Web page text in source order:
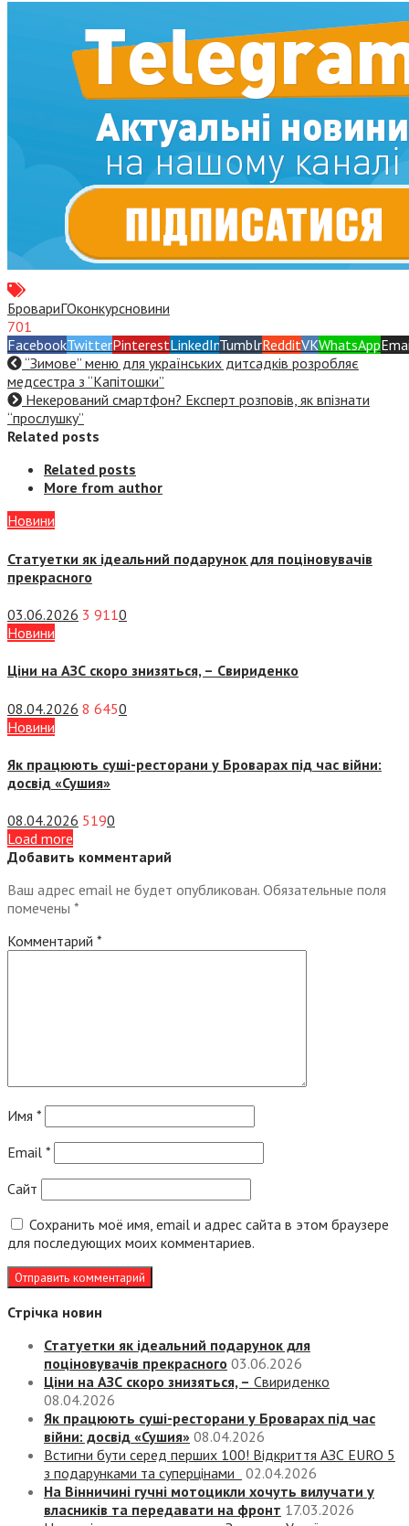
БровариГОконкурсновини
701
FacebookTwitterPinterestLinkedInTumblrRedditVKWhatsApp
“Зимове” меню для українських дитсадків розробляє
медсестра з “Капітошки”
Некерований смартфон? Експерт розповів, як впізнати
“прослушку”
Related posts
Related posts
More from author
Новини
Статуетки як ідеальний подарунок для поціновувачів
прекрасного
03.06.2026 3 9110
Новини
Ціни на АЗС скоро знизяться, – Свириденко
08.04.2026 8 6450
Новини
Як працюють суші-ресторани у Броварах під час війни:
досвід «Сушия»
08.04.2026 5190
Load more
Добавить комментарий
Ваш адрес email не будет опубликован. Обязательные поля
помечены *
Комментарий *
Имя *
Email *
Сайт
Сохранить моё имя, email и адрес сайта в этом браузере
для последующих моих комментариев.
Стрічка новин
Статуетки як ідеальний подарунок для
поціновувачів прекрасного 03.06.2026
Ціни на АЗС скоро знизяться, – Свириденко
08.04.2026
Як працюють суші-ресторани у Броварах під час
війни: досвід «Сушия» 08.04.2026
Встигни бути серед перших 100! Відкриття АЗС EURO 5
з подарунками та суперцінами
02.04.2026
На Вінничині гучні мотоцикли хочуть вилучати у
власників та передавати на фронт 17.03.2026